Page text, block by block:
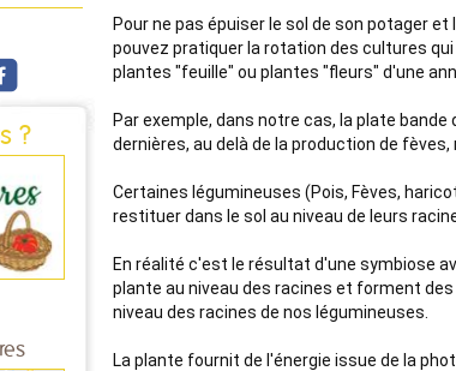
?
Pour ne pas épuiser le sol de son potager
pouvez pratiquer la rotation des cultures
plantes "feuille" ou plantes "fleurs" d'une
Par exemple, dans notre cas, la plate
dernières, au delà de la production de
Certaines légumineuses (Pois, Fèves,
restituer dans le sol au niveau de leurs
En réalité c'est le résultat d'une symbiose
plante au niveau des racines et forment
niveau des racines de nos légumineuses.
La plante fournit de l'énergie issue de la